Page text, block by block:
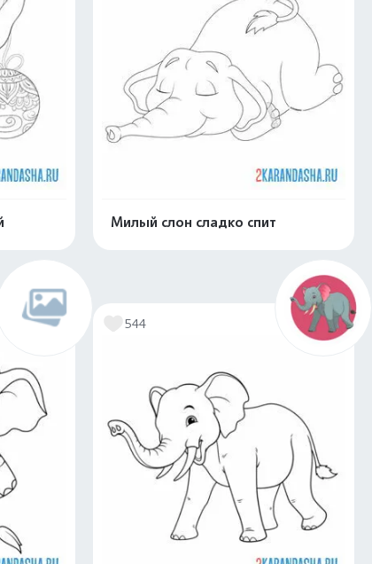
Милый слон сладко спит
544